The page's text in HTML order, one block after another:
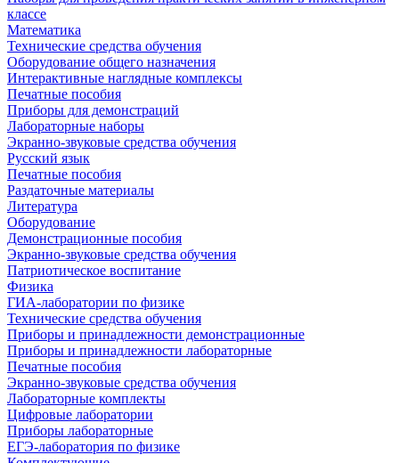
классе
Математика
Технические средства обучения
Оборудование общего назначения
Интерактивные наглядные комплексы
Печатные пособия
Приборы для демонстраций
Лабораторные наборы
Экранно-звуковые средства обучения
Русский язык
Печатные пособия
Раздаточные материалы
Литература
Оборудование
Демонстрационные пособия
Экранно-звуковые средства обучения
Патриотическое воспитание
Физика
ГИА-лаборатории по физике
Технические средства обучения
Приборы и принадлежности демонстрационные
Приборы и принадлежности лабораторные
Печатные пособия
Экранно-звуковые средства обучения
Лабораторные комплекты
Цифровые лаборатории
Приборы лабораторные
ЕГЭ-лаборатория по физике